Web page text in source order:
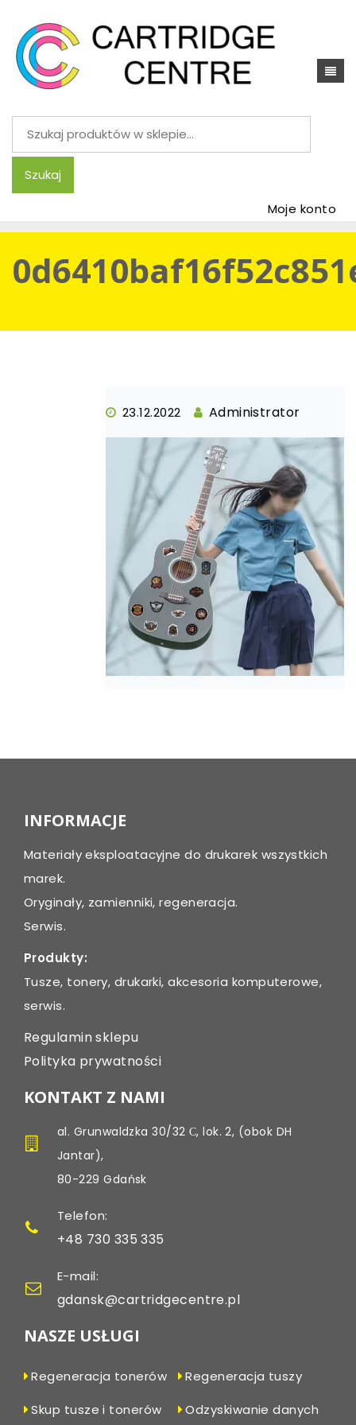
Szukaj:
Szukaj
Moje konto
23.12.2022 Administrator
navigation
INFORMACJE
Materiały eksploatacyjne do drukarek wszystkich
marek.
Oryginały, zamienniki, regeneracja.
Serwis.
Produkty:
Tusze, tonery, drukarki, akcesoria komputerowe,
serwis.
Regulamin sklepu
Polityka prywatności
KONTAKT Z NAMI
al. Grunwaldzka 30/32 С, lok. 2, (obok DH
Jantar),
80-229 Gdańsk
Telefon:
+48 730 335 335
E-mail:
gdansk@cartridgecentre.pl
NASZE USŁUGI
Regeneracja tonerów
Regeneracja tuszy
Skup tusze i tonerów
Odzyskiwanie danych